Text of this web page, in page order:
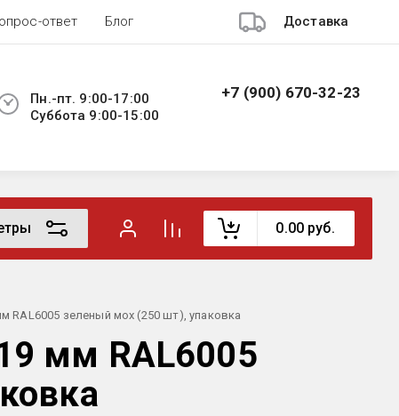
ответ Блог Доставка
Пн.-пт. 9:00-17:00
Суббота 9:00-15:00
+7 (900) 670-32-23
0.00 руб.
RAL6005 зеленый мох (250 шт), упаковка
мм RAL6005